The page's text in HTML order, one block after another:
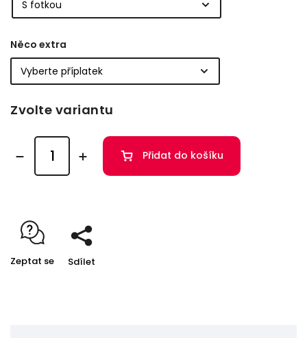
Něco extra
Zvolte variantu
Přidat do košíku
Zeptat se Sdílet